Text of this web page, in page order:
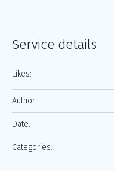
Service details
Likes:
Author:
Date:
Categories: